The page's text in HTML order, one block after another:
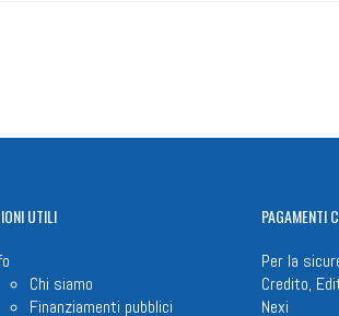
UTILI
Chi siamo
Finanziamenti pubblici
PAGAMENTI
Per la
Credito,
Nexi